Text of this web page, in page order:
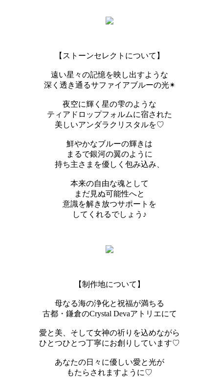
【ストーンセレクトについて】
遠い星々の記憶を映し出すような
深く透き通るサファイアブルーの光✴︎
夜空に輝く星の雫のような
ティアドロップフォルムに宿された
美しいアンダラクリスタルを♡
鮮やかなブルーの輝きは
まるで銀河の翼のように
持ち主さまを優しく包み込み、
本来の自由な魂として
まだ見ぬ可能性へと
意識を解き放つサポートを
してくれるでしょう♪
【制作地について】
母なる海の浄化と祝福が満ちる
古都・鎌倉のCrystal Devaアトリエにて
愛と美、そして女神の祈りを込めながら
ひとつひとつ丁寧にお創りしています♡
あなたの日々に優しい愛と光が
もたらされますように♡